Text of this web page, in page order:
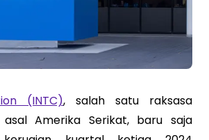
(INTC), salah satu raksasa
asal Amerika Serikat, baru saja